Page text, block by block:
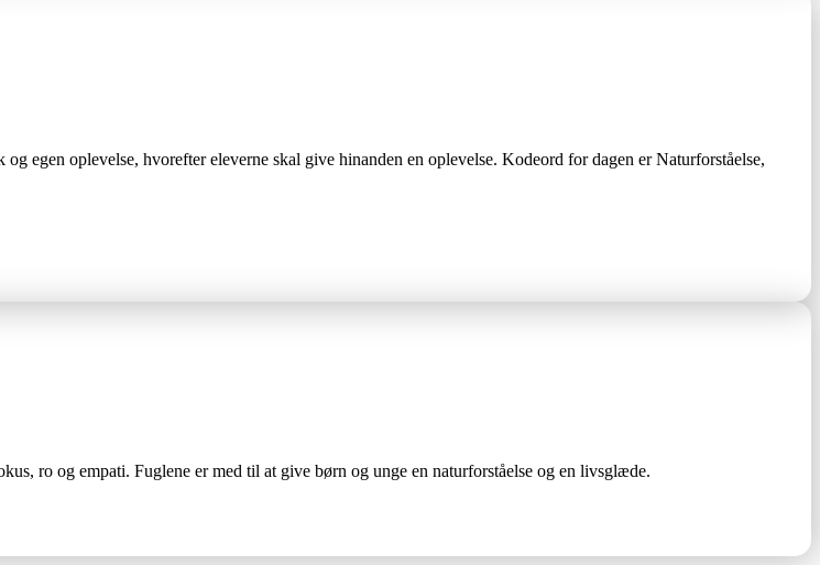
egen oplevelse, hvorefter eleverne skal give hinanden en oplevelse. Kodeord for dagen er Naturforståelse,
ro og empati. Fuglene er med til at give børn og unge en naturforståelse og en livsglæde.